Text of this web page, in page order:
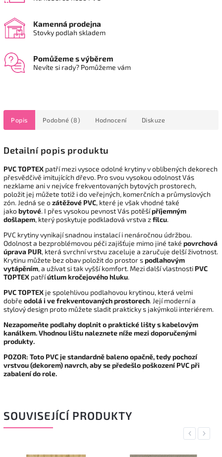
Kamenná prodejna
Stovky podlah skladem
Pomůžeme s výběrem
Nevíte si rady? Pomůžeme vám
Popis Podobné (8) Hodnocení Diskuze
Detailní popis produktu
PVC TOPTEX patří mezi vysoce odolné krytiny v oblíbených dekorech
přesvědčivě imitujících dřevo. Pro svou vysokou odolnost Vás
nezklame ani v nejvíce frekventovaných bytových prostorech,
položit jej můžete totiž i do veřejných, komerčních a průmyslových
zón. Jedná se ozátěžové PVC, které je však vhodné také
jakobytové. I přes vysokou pevnost Vás potěšípříjemným
došlapem, který poskytuje podkladová vrstva zfilcu.
PVC krytiny vynikají snadnou instalací i nenáročnou údržbou.
Odolnost a bezproblémovou péči zajišťuje mimo jiné také povrchová
úprava PUR, která svrchní vrstvu zaceluje a zaručuje delší životnost.
Krytinu můžete bez obav položit do prostor spodlahovým
vytápěním, a užívat si tak vyšší komfort. Mezi další vlastnosti PVC
TOPTEX patříútlum kročejového hluku.
PVCTOPTEX je spolehlivou podlahovou krytinou, která velmi
dobře odolá i ve frekventovaných prostorech. Její moderní a
stylový design proto můžete sladit prakticky s jakýmkoli interiérem.
Nezapomeňte podlahy doplnit o praktické lišty s kabelovým
kanálkem. Vhodnou lištu naleznete níže mezi doporučenými
produkty.
POZOR: Toto PVC je standardně baleno opačně, tedy pochozí
vrstvou (dekorem) navrch, aby se předešlo poškození PVC při
zabalení do role.
SOUVISEJÍCÍ PRODUKTY
Previous
Next